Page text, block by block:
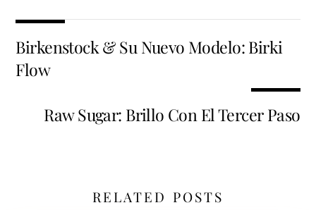
Birkenstock & Su Nuevo Modelo: Birki
Flow
Raw Sugar: Brillo Con El Tercer Paso
RELATED POSTS